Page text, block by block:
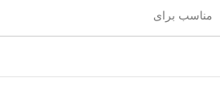
مناسب برای